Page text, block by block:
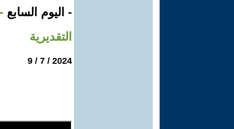
- اليوم السابع
التقديرية
2024 / 7 / 9